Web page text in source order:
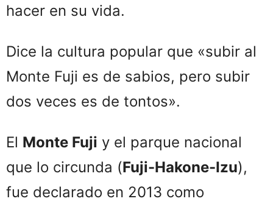
hacer en su vida.
Dice la cultura popular que «subir al
Monte Fuji es de sabios, pero subir
dos veces es de tontos».
El Monte Fuji y el parque nacional
que lo circunda (Fuji-Hakone-Izu),
fue declarado en 2013 como